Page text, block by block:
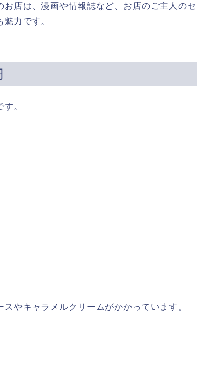
店は、漫画や情報誌など、お店のご主人のセ
力です。
す。
やキャラメルクリームがかかっています。